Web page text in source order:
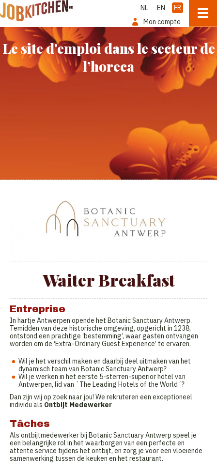
NL EN
FR
Mon compte
Le site d'emploi dans le secteur de
l’horeca
Waiter Breakfast
Entreprise
In hartje Antwerpen opende het Botanic Sanctuary Antwerp.
Temidden van deze historische omgeving, opgericht in 1238,
ontstond een prachtige ‘bestemming’, waar gasten ontvangen
worden om de ‘Extra-Ordinary Guest Experience’ te ervaren.
Wil je het verschil maken en daarbij deel uitmaken van het
dynamisch team van Botanic Sanctuary Antwerp?
Wil je werken in het eerste 5-sterren-superior hotel van
Antwerpen, lid van `The Leading Hotels of the World´?
Dan zijn wij op zoek naar jou! We rekruteren een exceptioneel
individu als Ontbijt Medewerker
Tâches
Als ontbijtmedewerker bij Botanic Sanctuary Antwerp speel je
een belangrijke rol in het waarborgen van een perfecte en
attente service tijdens het ontbijt, en zorg je voor een vloeiende
samenwerking tussen de keuken en het restaurant.